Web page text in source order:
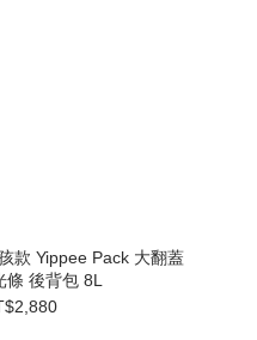
款 Yippee Pack 大翻蓋
條 後背包 8L